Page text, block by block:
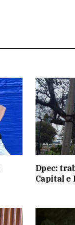
Dpec:
Capital